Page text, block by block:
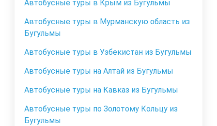
Автобусные туры в Крым из Бугульмы
Автобусные туры в Мурманскую область из
Бугульмы
Автобусные туры в Узбекистан из Бугульмы
Автобусные туры на Алтай из Бугульмы
Автобусные туры на Кавказ из Бугульмы
Автобусные туры по Золотому Кольцу из
Бугульмы